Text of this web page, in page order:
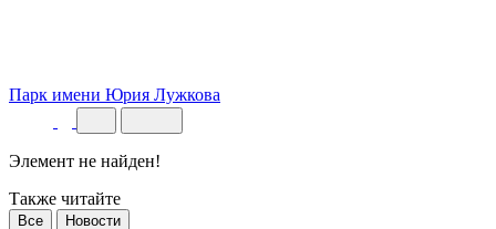
Парк имени Юрия Лужкова
Элемент не найден!
Также читайте
Все Новости